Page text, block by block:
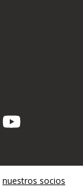
nuestros socios